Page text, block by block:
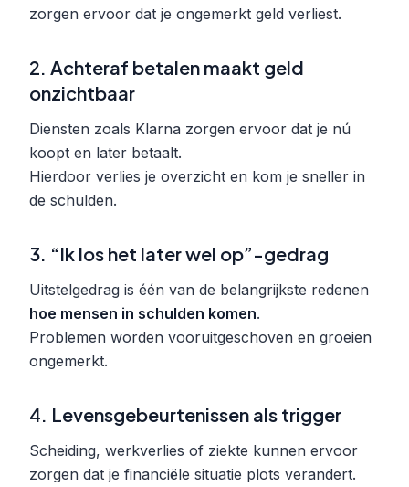
zorgen ervoor dat je ongemerkt geld verliest.
2. Achteraf betalen maakt geld
onzichtbaar
Diensten zoals Klarna zorgen ervoor dat je nú
koopt en later betaalt.
Hierdoor verlies je overzicht en kom je sneller in
de schulden.
3. “Ik los het later wel op”-gedrag
Uitstelgedrag is één van de belangrijkste redenen
hoe mensen in schulden komen.
Problemen worden vooruitgeschoven en groeien
ongemerkt.
4. Levensgebeurtenissen als trigger
Scheiding, werkverlies of ziekte kunnen ervoor
zorgen dat je financiële situatie plots verandert.